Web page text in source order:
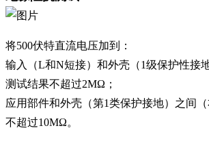
将500伏特直流电压加到：
输入（L和N短接）和外壳（1级保护性接
测试结果不超过2MΩ；
应用部件和外壳（第1类保护接地）之间
不超过10MΩ。